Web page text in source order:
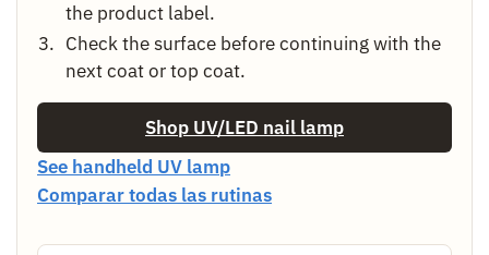
the product label.
Check the surface before continuing with the
next coat or top coat.
Shop UV/LED nail lamp
See handheld UV lamp
Comparar todas las rutinas